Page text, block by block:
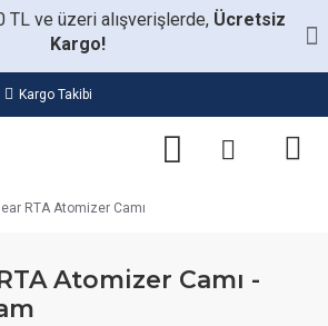
TL ve üzeri alışverişlerde, Ücretsiz
Kargo!
Kargo Takibi
RTA Atomizer Camı
Atomizer Camı -